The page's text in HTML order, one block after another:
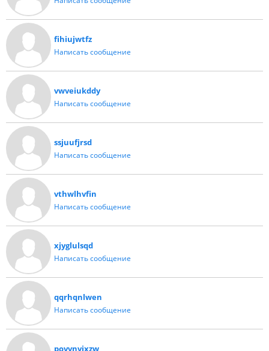
fihiujwtfz
Написать сообщение
vwveiukddy
Написать сообщение
ssjuufjrsd
Написать сообщение
vthwlhvfin
Написать сообщение
xjyglulsqd
Написать сообщение
qqrhqnlwen
Написать сообщение
povvnvixzw